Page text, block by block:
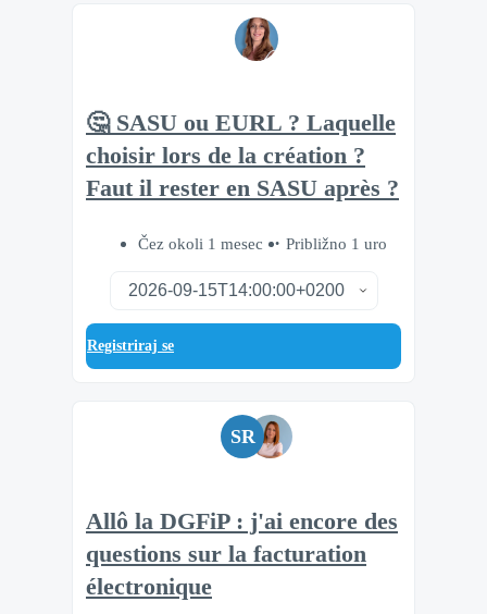
🤔 SASU ou EURL ? Laquelle
choisir lors de la création ?
Faut il rester en SASU après ?
Čez okoli 1 mesec Približno 1 uro
Registriraj se
SR
Allô la DGFiP : j'ai encore des
questions sur la facturation
électronique